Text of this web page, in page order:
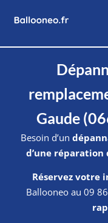
Gaude
Besoin d’un
d’une réparation
Réservez votre
Ballooneo au 09